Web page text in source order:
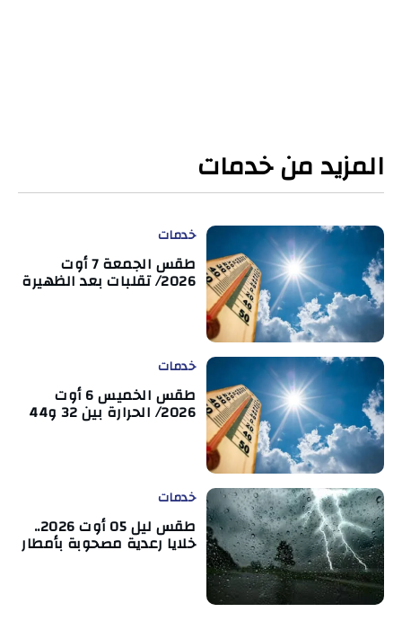
المزيد من خدمات
خدمات
طقس الجمعة 7 أوت
2026/ تقلبات بعد الظهيرة
خدمات
طقس الخميس 6 أوت
2026/ الحرارة بين 32 و44
خدمات
طقس ليل 05 أوت 2026..
خلايا رعدية مصحوبة بأمطار